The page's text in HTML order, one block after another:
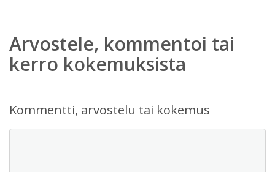
Arvostele, kommentoi tai
kerro kokemuksista
Kommentti, arvostelu tai kokemus